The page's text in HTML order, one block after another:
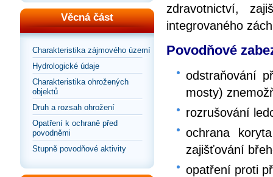
Věcná část
Charakteristika zájmového území
Hydrologické údaje
Charakteristika ohrožených
objektů
Druh a rozsah ohrožení
Opatření k ochraně před
povodněmi
Stupně povodňové aktivity
zdravotnictví,
integrovaného
Povodňové
odstraňování
mosty)
rozrušování
ochrana
zajišťování
opatření proti